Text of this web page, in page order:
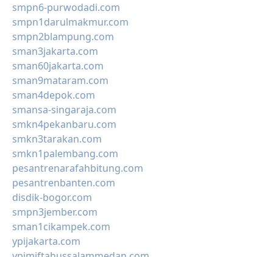
smpn6-purwodadi.com
smpn1darulmakmur.com
smpn2blampung.com
sman3jakarta.com
sman60jakarta.com
sman9mataram.com
sman4depok.com
smansa-singaraja.com
smkn4pekanbaru.com
smkn3tarakan.com
smkn1palembang.com
pesantrenarafahbitung.com
pesantrenbanten.com
disdik-bogor.com
smpn3jember.com
sman1cikampek.com
ypijakarta.com